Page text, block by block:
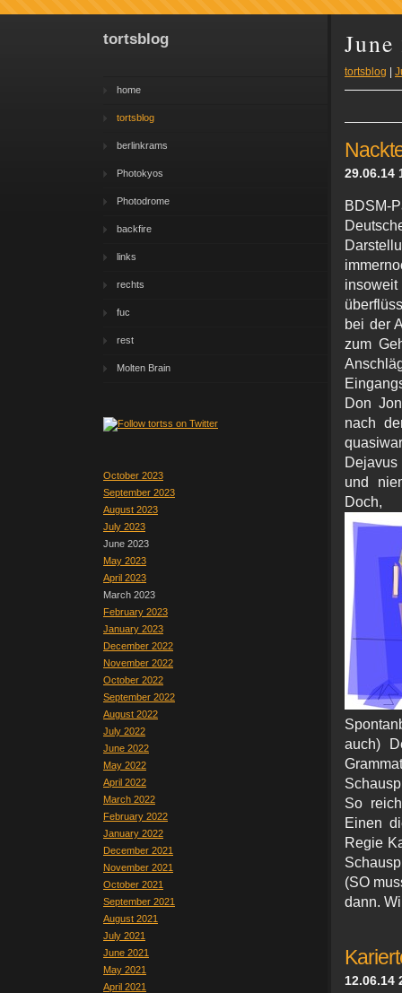
tortsblog
home
tortsblog
berlinkrams
Photokyos
Photodrome
backfire
links
rechts
fuc
rest
Molten Brain
October 2023
September 2023
August 2023
July 2023
June 2023
May 2023
April 2023
March 2023
February 2023
January 2023
December 2022
November 2022
October 2022
September 2022
August 2022
July 2022
June 2022
May 2022
April 2022
March 2022
February 2022
January 2022
December 2021
November 2021
October 2021
September 2021
August 2021
July 2021
June 2021
May 2021
April 2021
tortsblog
29.06.14
BDSM-
bei der
zum
Don
nach
und
auch)
So
Einen
Regie
(SO
dann.
12.06.14